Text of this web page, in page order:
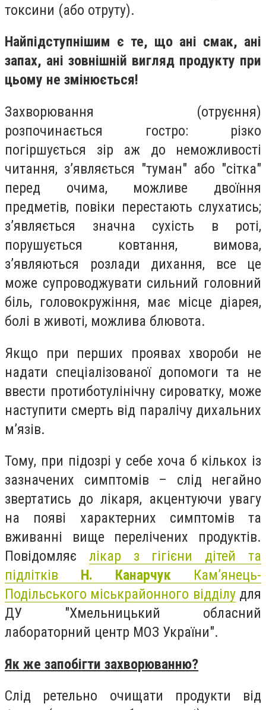
токсини (або отруту).
Найпідступнішим є те, що ані смак, ані
запах, ані зовнішній вигляд продукту при
цьому не змінюється!
Захворювання (отруєння)
розпочинається гостро: різко
погіршується зір аж до неможливості
читання, з’являється "туман" або "сітка"
перед очима, можливе двоїння
предметів, повіки перестають слухатись;
з’являється значна сухість в роті,
порушується ковтання, вимова,
з’являються розлади дихання, все це
може супроводжувати сильний головний
біль, головокружіння, має місце діарея,
болі в животі, можлива блювота.
Якщо при перших проявах хвороби не
надати спеціалізованої допомоги та не
ввести протиботулінічну сироватку, може
наступити смерть від паралічу дихальних
м’язів.
Тому, при підозрі у себе хоча б кількох із
зазначених симптомів – слід негайно
звертатись до лікаря, акцентуючи увагу
на появі характерних симптомів та
вживанні вище перелічених продуктів.
Повідомляє лікар з гігієни дітей та
підлітків Н. Канарчук Кам’янець-
Подільського міськрайонного відділудля
ДУ "Хмельницький обласний
лабораторний центр МОЗ України".
Як же запобігти захворюванню?
Слід ретельно очищати продукти від